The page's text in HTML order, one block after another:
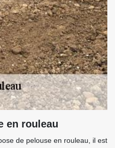
en rouleau
de pelouse en rouleau, il est